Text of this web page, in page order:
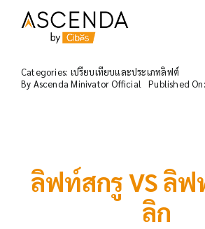
อาเซนด้าลิฟท์
ลิฟท์ของเรา
บทความ
Categories: เปรียบเทียบและประเภทลิฟต์
By Ascenda Minivator Official Published
ลิฟท์สกรู VS ลิฟ
ลิก